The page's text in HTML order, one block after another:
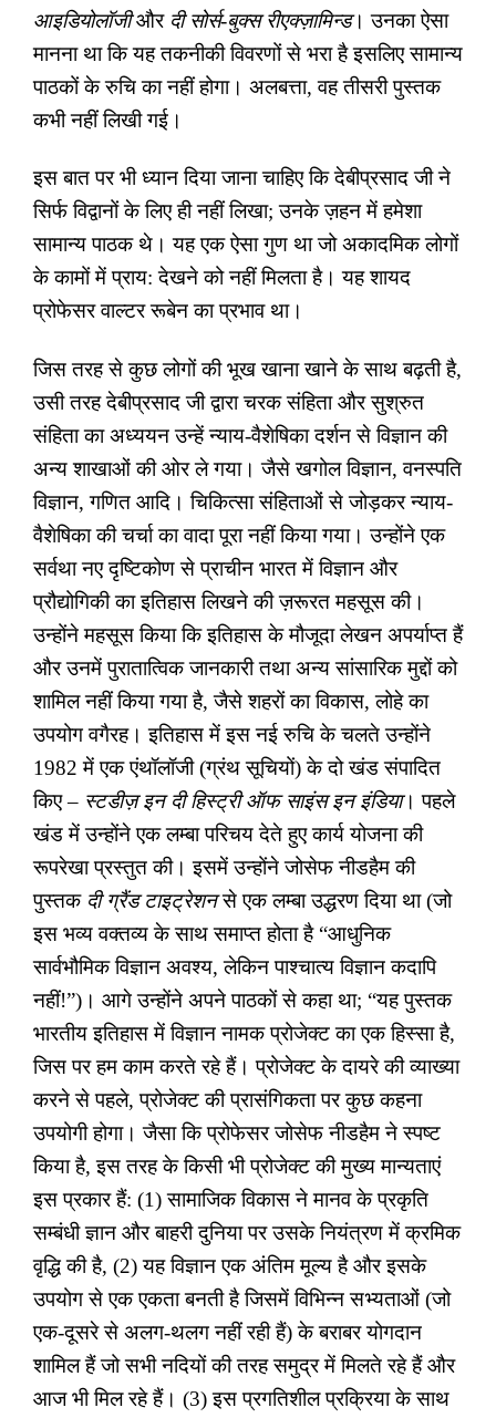
आइडियोलॉजीऔर दी सोर्स-बुक्स रीएक्ज़ामिन्ड। उनका ऐसा
मानना था कि यह तकनीकी विवरणों से भरा है इसलिए सामान्य
पाठकों के रुचि का नहीं होगा। अलबत्ता,वह तीसरी पुस्तक
कभी नहीं लिखी गई।
इस बात पर भी ध्यान दिया जाना चाहिए कि देबीप्रसाद जी ने
सिर्फ विद्वानों के लिए ही नहीं लिखा;उनके ज़हन में हमेशा
सामान्य पाठक थे। यह एक ऐसा गुण था जो अकादमिक लोगों
के कामों में प्राय: देखने को नहीं मिलता है। यह शायद
प्रोफेसर वाल्टर रूबेन का प्रभाव था।
जिस तरह से कुछ लोगों की भूख खाना खाने के साथ बढ़ती है,
उसी तरह देबीप्रसाद जी द्वारा चरक संहिता और सुश्रुत
संहिता का अध्ययन उन्हें न्याय-वैशेषिका दर्शन से विज्ञान की
अन्य शाखाओं की ओर ले गया। जैसे खगोल विज्ञान,वनस्पति
विज्ञान,गणित आदि। चिकित्सा संहिताओं से जोड़कर न्याय-
वैशेषिका की चर्चा का वादा पूरा नहीं किया गया। उन्होंने एक
सर्वथा नए दृष्टिकोण से प्राचीन भारत में विज्ञान और
प्रौद्योगिकी का इतिहास लिखने की ज़रूरत महसूस की।
उन्होंने महसूस किया कि इतिहास के मौजूदा लेखन अपर्याप्त हैं
और उनमें पुरातात्विक जानकारी तथा अन्य सांसारिक मुद्दों को
शामिल नहीं किया गया है,जैसे शहरों का विकास,लोहे का
उपयोग वगैरह। इतिहास में इस नई रुचि के चलते उन्होंने
1982 में एक एंथॉलॉजी (ग्रंथ सूचियों) के दो खंड संपादित
किए – स्टडीज़ इन दी हिस्ट्री ऑफ साइंस इन इंडिया। पहले
खंड में उन्होंने एक लम्बा परिचय देते हुए कार्य योजना की
रूपरेखा प्रस्तुत की। इसमें उन्होंने जोसेफ नीडहैम की
पुस्तक दी ग्रैंड टाइट्रेशनसे एक लम्बा उद्धरण दिया था (जो
इस भव्य वक्तव्य के साथ समाप्त होता है “आधुनिक
सार्वभौमिक विज्ञान अवश्य,लेकिन पाश्चात्य विज्ञान कदापि
नहीं!”) । आगे उन्होंने अपने पाठकों से कहा था; “यह पुस्तक
भारतीय इतिहास में विज्ञान नामक प्रोजेक्ट का एक हिस्सा है,
जिस पर हम काम करते रहे हैं। प्रोजेक्ट के दायरे की व्याख्या
करने से पहले,प्रोजेक्ट की प्रासंगिकता पर कुछ कहना
उपयोगी होगा। जैसा कि प्रोफेसर जोसेफ नीडहैम ने स्पष्ट
किया है,इस तरह के किसी भी प्रोजेक्ट की मुख्य मान्यताएं
इस प्रकार हैं: (1) सामाजिक विकास ने मानव के प्रकृति
सम्बंधी ज्ञान और बाहरी दुनिया पर उसके नियंत्रण में क्रमिक
वृद्धि की है, (2) यह विज्ञान एक अंतिम मूल्य है और इसके
उपयोग से एक एकता बनती है जिसमें विभिन्न सभ्यताओं (जो
एक-दूसरे से अलग-थलग नहीं रही हैं) के बराबर योगदान
शामिल हैं जो सभी नदियों की तरह समुद्र में मिलते रहे हैं और
आज भी मिल रहे हैं। (3) इस प्रगतिशील प्रक्रिया के साथ